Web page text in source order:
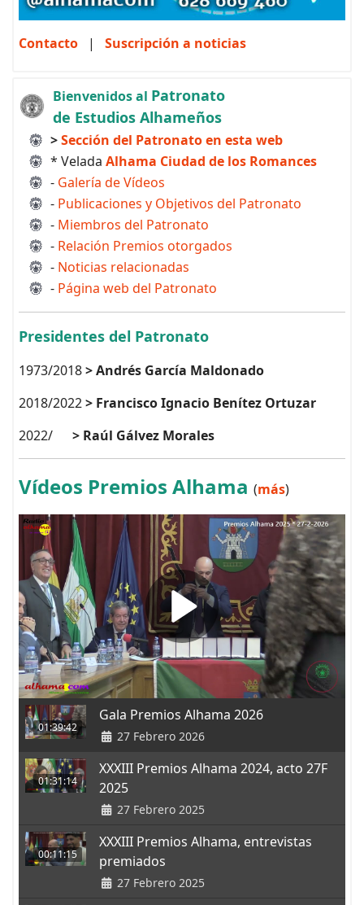
Contacto | Suscripción a noticias
Bienvenidos al Patronato
de Estudios Alhameños
>Sección del Patronato en esta web
* Velada Alhama Ciudad de los Romances
- Galería de Vídeos
- Publicaciones y Objetivos del Patronato
- Miembros del Patronato
- Relación Premios otorgados
- Noticias relacionadas
- Página web del Patronato
Presidentes del Patronato
1973/2018> Andrés García Maldonado
2018/2022> Francisco Ignacio Benítez Ortuzar
2022/
> Raúl Gálvez Morales
Vídeos Premios Alhama (más)
01:39:42
Gala Premios Alhama 2026
27 Febrero 2026
01:31:14
XXXIII Premios Alhama 2024, acto 27F
2025
27 Febrero 2025
00:11:15
XXXIII Premios Alhama, entrevistas
premiados
27 Febrero 2025